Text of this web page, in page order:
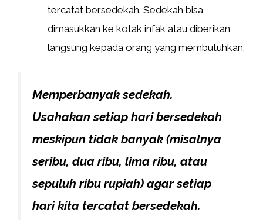
tercatat bersedekah. Sedekah bisa
dimasukkan ke kotak infak atau diberikan
langsung kepada orang yang membutuhkan.
Memperbanyak sedekah.
Usahakan setiap hari bersedekah
meskipun tidak banyak (misalnya
seribu, dua ribu, lima ribu, atau
sepuluh ribu rupiah) agar setiap
hari kita tercatat bersedekah.